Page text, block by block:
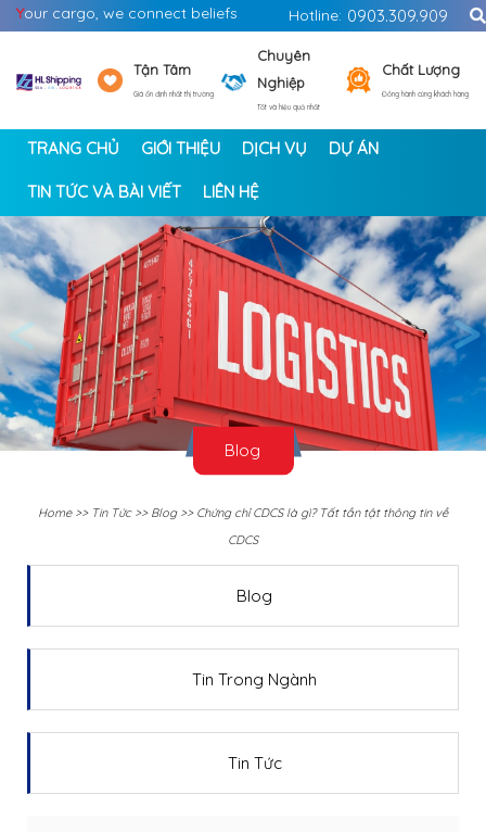
Your cargo, we connect beliefs Hotline: 0903.309.909
Tận Tâm
Giá ổn định nhất thị trường
Chuyên
Nghiệp
Tốt và hiệu quả nhất
Chất Lượng
Đồng hành cùng khách hàng
TRANG CHỦ GIỚI THIỆU DỊCH VỤ DỰ ÁN
TIN TỨC VÀ BÀI VIẾT LIÊN HỆ
< >
Blog
Home>> Tin Tức>> Blog>> Chứng chỉ CDCS là gì? Tất tần tật thông tin về
CDCS
Blog
Tin Trong Ngành
Tin Tức